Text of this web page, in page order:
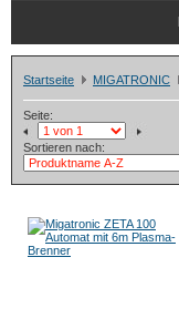
Startseite MIGATRONIC
Seite:
Sortieren nach: